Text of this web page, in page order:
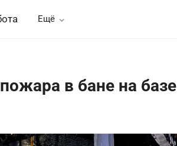
Ещё
в бане на базе